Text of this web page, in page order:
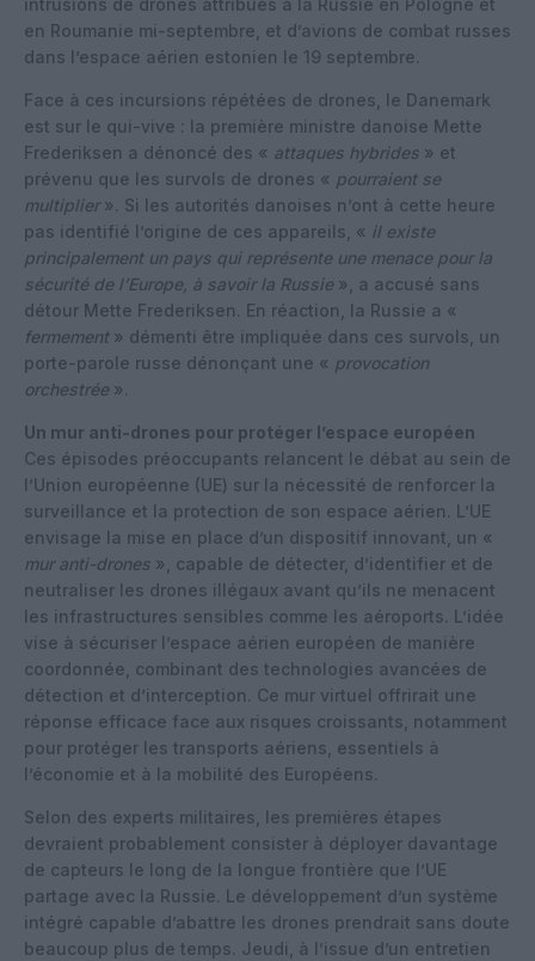
en Roumanie mi-septembre, et d’avions de combat russes
dans l’espace aérien estonien le 19 septembre.
Face à ces incursions répétées de drones, le Danemark
est sur le qui-vive : la première ministre danoise Mette
Frederiksen a dénoncé des « attaques hybrides » et
prévenu que les survols de drones « pourraient se
multiplier». Si les autorités danoises n’ont à cette heure
pas identifié l’origine de ces appareils, « il existe
principalement un pays qui représente une menace pour la
sécurité de l’Europe, à savoir la Russie », a accusé sans
détour Mette Frederiksen. En réaction, la Russie a «
fermement » démenti être impliquée dans ces survols, un
porte-parole russe dénonçant une « provocation
orchestrée ».
Un mur anti-drones pour protéger l’espace européen
Ces épisodes préoccupants relancent le débat au sein de
l’Union européenne (UE) sur la nécessité de renforcer la
surveillance et la protection de son espace aérien. L’UE
envisage la mise en place d’un dispositif innovant, un «
mur anti-drones », capable de détecter, d’identifier et de
neutraliser les drones illégaux avant qu’ils ne menacent
les infrastructures sensibles comme les aéroports. L’idée
vise à sécuriser l’espace aérien européen de manière
coordonnée, combinant des technologies avancées de
détection et d’interception. Ce mur virtuel offrirait une
réponse efficace face aux risques croissants, notamment
pour protéger les transports aériens, essentiels à
l’économie et à la mobilité des Européens.
Selon des experts militaires, les premières étapes
devraient probablement consister à déployer davantage
de capteurs le long de la longue frontière que l’UE
partage avec la Russie. Le développement d’un système
intégré capable d’abattre les drones prendrait sans doute
beaucoup plus de temps. Jeudi, à l’issue d’un entretien